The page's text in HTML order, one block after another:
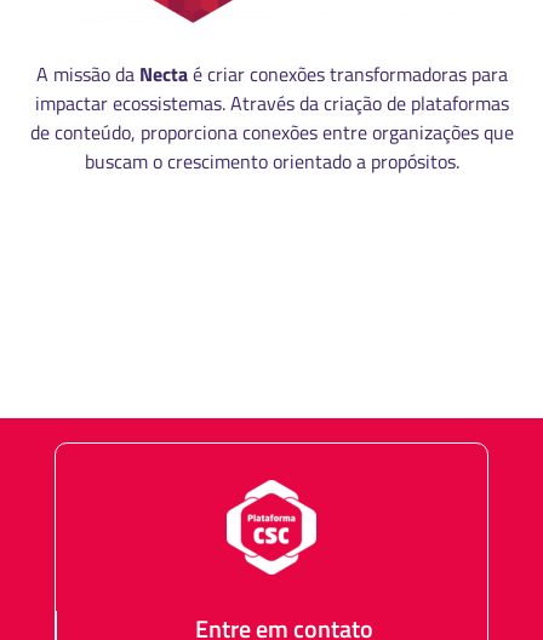
A missão da Nectaé criar conexões transformadoras para
impactar ecossistemas. Através da criação de plataformas
de conteúdo, proporciona conexões entre organizações que
buscam o crescimento orientado a propósitos.
Entre em contato